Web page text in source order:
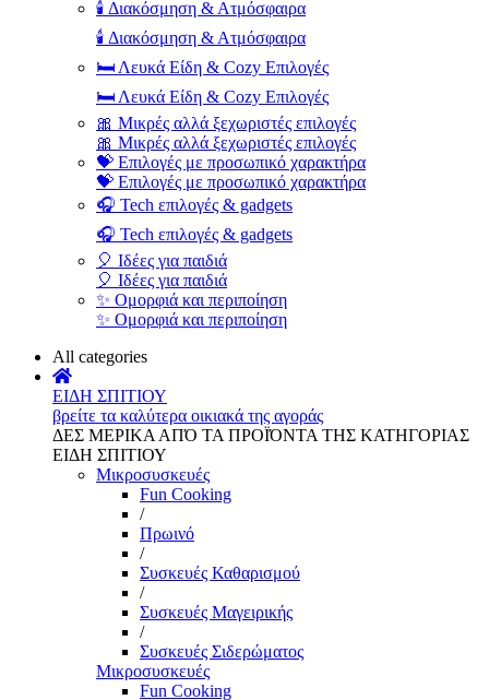
🕯️ Διακόσμηση & Ατμόσφαιρα
🕯️ Διακόσμηση & Ατμόσφαιρα
🛏️ Λευκά Είδη & Cozy Επιλογές
🛏️ Λευκά Είδη & Cozy Επιλογές
🎀 Μικρές αλλά ξεχωριστές επιλογές
🎀 Μικρές αλλά ξεχωριστές επιλογές
💝 Επιλογές με προσωπικό χαρακτήρα
💝 Επιλογές με προσωπικό χαρακτήρα
🎧 Tech επιλογές & gadgets
🎧 Tech επιλογές & gadgets
🎈 Ιδέες για παιδιά
🎈 Ιδέες για παιδιά
✨ Ομορφιά και περιποίηση
✨ Ομορφιά και περιποίηση
All categories
ΕΙΔΗ ΣΠΙΤΙΟΥ
βρείτε τα καλύτερα οικιακά της αγοράς
ΔΕΣ ΜΕΡΙΚΑ ΑΠΌ ΤΑ ΠΡΟΪΌΝΤΑ ΤΗΣ ΚΑΤΗΓΟΡΙΑΣ
ΕΙΔΗ ΣΠΙΤΙΟΥ
Μικροσυσκευές
Fun Cooking
/
Πρωινό
/
Συσκευές Καθαρισμού
/
Συσκευές Μαγειρικής
/
Συσκευές Σιδερώματος
Μικροσυσκευές
Fun Cooking